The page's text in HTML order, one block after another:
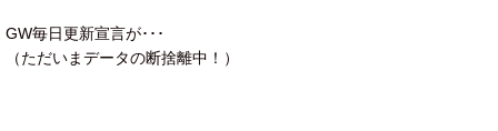
GW毎日更新宣言が･･･
（ただいまデータの断捨離中！）